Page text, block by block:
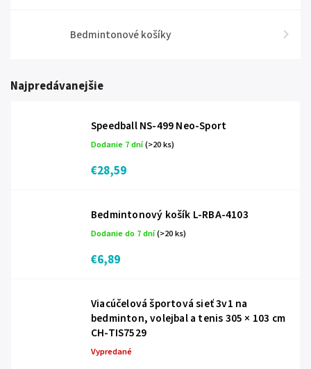
Bedmintonové košíky
Najpredávanejšie
Speedball NS-499 Neo-Sport
Dodanie 7 dní(>20 ks)
€28,59
Bedmintonový košík L-RBA-4103
Dodanie do 7 dní(>20 ks)
€6,89
Viacúčelová športová sieť 3v1 na
bedminton, volejbal a tenis 305 × 103 cm
CH-TIS7529
Vypredané